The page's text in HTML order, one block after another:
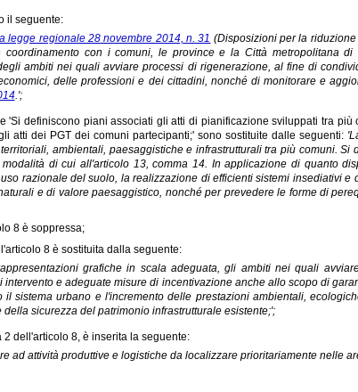
il seguente:
legge regionale 28 novembre 2014, n. 31 (Disposizioni per la
con i comuni, le province e la Città metropolitana di
ambiti nei quali avviare processi di rigenerazione, al fine di
delle professioni e dei cittadini, nonché di monitorare e
.';
'Si definiscono piani associati gli atti di pianificazione sviluppati tra
atti dei PGT dei comuni partecipanti;' sono sostituite dalle seguenti:
ambientali, paesaggistiche e infrastrutturali tra più comuni.
di cui all'articolo 13, comma 14. In applicazione di quanto
razionale del suolo, la realizzazione di efficienti sistemi insediativi
e di valore paesaggistico, nonché per prevedere le forme di
8 è soppressa;
8 è sostituita dalla seguente:
grafiche in scala adeguata, gli ambiti nei quali
e adeguate misure di incentivazione anche allo scopo di
sistema urbano e l'incremento delle prestazioni ambientali,
sicurezza del patrimonio infrastrutturale esistente;';
dell'articolo 8, è inserita la seguente:
ad attività produttive e logistiche da localizzare prioritariamente nelle